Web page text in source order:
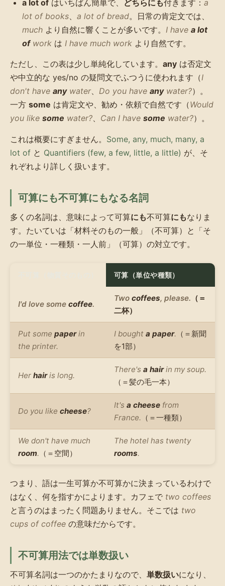
a lot of はいちばん簡単で、 どちらにも付きます： a
lot of books
a lot of bread。日常の肯定文では、
much より自然に響くことが多いです。 I have a lot
ofwork は I have much work より自然です。
ただし、この表は少し単純化しています。 any は否定文
や中立的な yes/no の疑問文でふつうに使われます（I
don't have anywater、 Do you have anywater?）。
一方 some は肯定文や、勧め・依頼で自然です（Would
you like some water?、 Can I have some water?）。
これは概要にすぎません。 Some, any, much, many, a
lot of と Quantifiers (few, a few, little, a little) が、そ
れぞれより詳しく扱います。
可算にも不可算にもなる名詞
多くの名詞は、意味によって可算にも不可算にもなりま
す。たいていは「材料そのもの一般」（不可算）と「そ
の一単位・一種類・一人前」（可算）の対立です。
可算（単位や種類）
I'd love some coffee.
Two coffees, please. （＝
二杯）
Put some paperin
the printer.
I bought a paper. （＝新聞
を1部）
Her hairis long.
There's a hairin my soup.
（＝髪の毛一本）
Do you like cheese?
It's a cheese from
France. （＝一種類）
We don't have much
room. （＝空間）
The hotel has twenty
rooms.
つまり、語は一生可算か不可算かに決まっているわけで
はなく、何を指すかによります。カフェで two coffees
と言うのはまったく問題ありません。そこでは two
cups of coffee の意味だからです。
不可算用法では単数扱い
不可算名詞は一つのかたまりなので、 単数扱いになり、